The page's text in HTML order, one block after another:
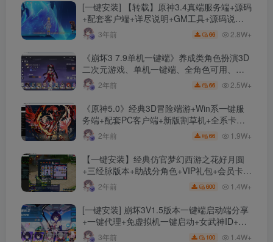
[一键安装] 【转载】原神3.4真端服务端+源码
+配套客户端+详尽说明+GM工具+源码说明
文件3年前 66 2.8W+
《崩坏3 7.9单机一键端》养成类角色扮演3D
二次元游戏、单机一键端、全角色可用、无
限资源、附带保姆级安装教程
2年前 66 2.5W+
《原神5.0》经典3D冒险端游+Win系一键服
务端+配套PC客户端+新版割草机+全系卡池
文件2年前 66 1.9W+
【一键安装】经典仿官梦幻西游之花好月圆
+三经脉版本+助战分角色+VIP礼包+会员卡
+剧情活动+视频搭建及其他修改资料
2年前 600 1.4W+
[一键安装] 崩坏3V1.5版本一键端启动端分享
+一键代理+免虚拟机一键启动+女武神ID+详
细指令+极简一键修改
3年前 100 1.4W+